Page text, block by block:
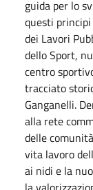
guida per lo
questi
dei Lavori
dello Sport,
centro
tracciato
Ganganelli.
alla rete
delle
vita lavoro
ai nidi e la